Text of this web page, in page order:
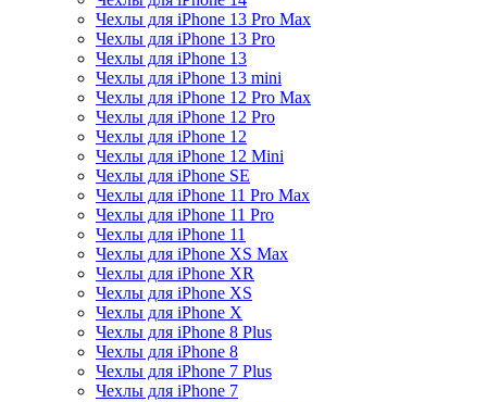
Чехлы для iPhone 13 Pro Max
Чехлы для iPhone 13 Pro
Чехлы для iPhone 13
Чехлы для iPhone 13 mini
Чехлы для iPhone 12 Pro Max
Чехлы для iPhone 12 Pro
Чехлы для iPhone 12
Чехлы для iPhone 12 Mini
Чехлы для iPhone SE
Чехлы для iPhone 11 Pro Max
Чехлы для iPhone 11 Pro
Чехлы для iPhone 11
Чехлы для iPhone XS Max
Чехлы для iPhone XR
Чехлы для iPhone XS
Чехлы для iPhone X
Чехлы для iPhone 8 Plus
Чехлы для iPhone 8
Чехлы для iPhone 7 Plus
Чехлы для iPhone 7